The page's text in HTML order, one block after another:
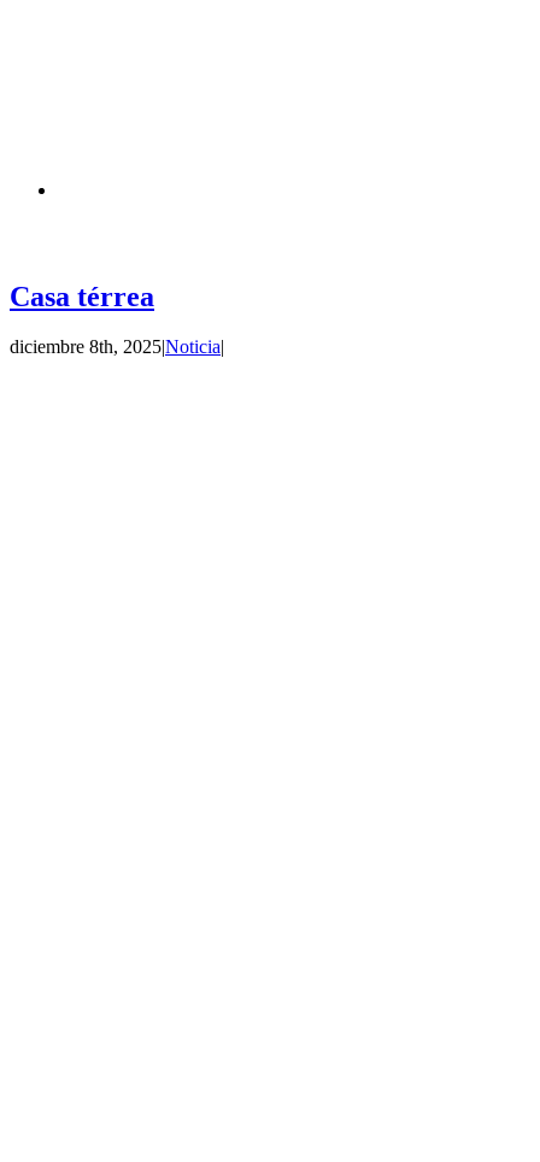
Casa térrea
diciembre 8th, 2025|Noticia|